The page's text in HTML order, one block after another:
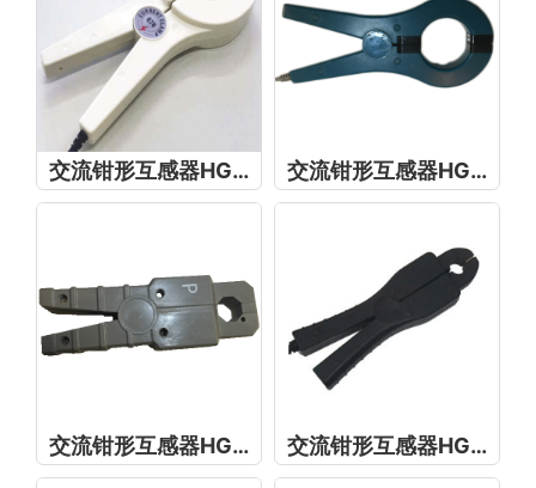
交流钳形互感器HGQ70 交流钳形互感器HGQ50
交流钳形互感器HGQ20 交流钳形互感器HGQ13